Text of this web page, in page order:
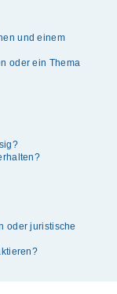
und einem
oder ein Thema
oder juristische